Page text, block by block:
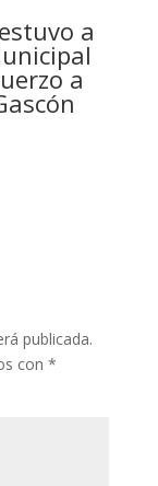
a
a
publicada.
con *